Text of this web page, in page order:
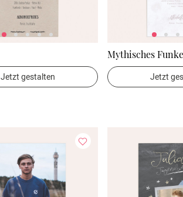
Jetzt gestalten
Mythisches
Jetzt